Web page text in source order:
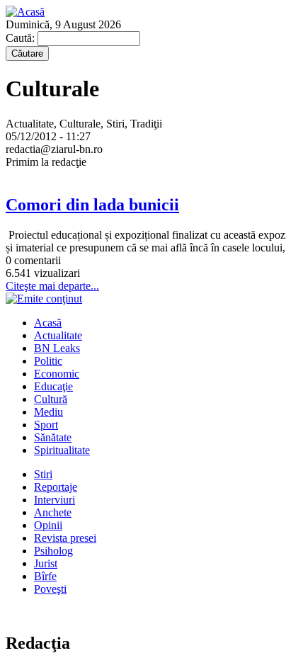
Duminică, 9 August 2026
Caută:
Culturale
Actualitate, Culturale, Stiri, Tradiţii
05/12/2012 - 11:27
redactia@ziarul-bn.ro
Primim la redacţie
Comori din lada bunicii
Proiectul educațional și expozițional finalizat cu această
și imaterial ce presupunem că se mai află încă în casele
0 comentarii
6.541 vizualizari
Citeşte mai departe...
Acasă
Actualitate
BN Leaks
Politic
Economic
Educaţie
Cultură
Mediu
Sport
Sănătate
Spiritualitate
Stiri
Reportaje
Interviuri
Anchete
Opinii
Revista presei
Psiholog
Jurist
Bîrfe
Poveşti
Redacţia